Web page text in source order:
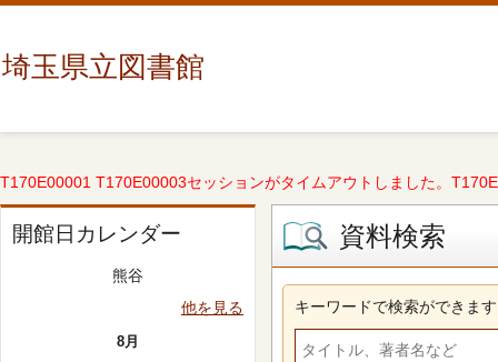
埼玉県立図書館
T170E00001 T170E00003セッションがタイムアウトしました。
開館日カレンダー
熊谷
他を見る
8月
資料検索
キーワードで検索ができます